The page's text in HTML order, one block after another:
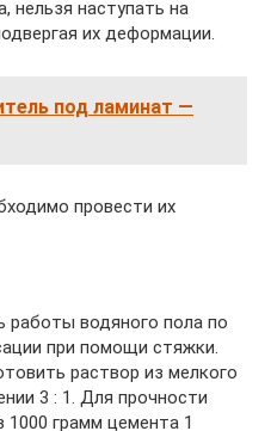
нельзя наступать на
их деформации.
под ламинат —
провести их
работы водяного пола по
при помощи стяжки.
раствор из мелкого
3 : 1. Для прочности
грамм цемента 1